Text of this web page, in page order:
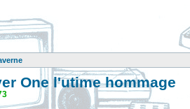
One l'utime hommage